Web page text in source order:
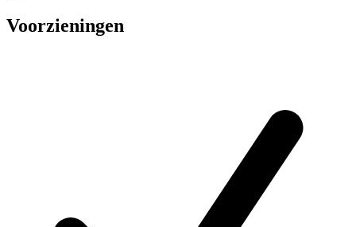
Voorzieningen